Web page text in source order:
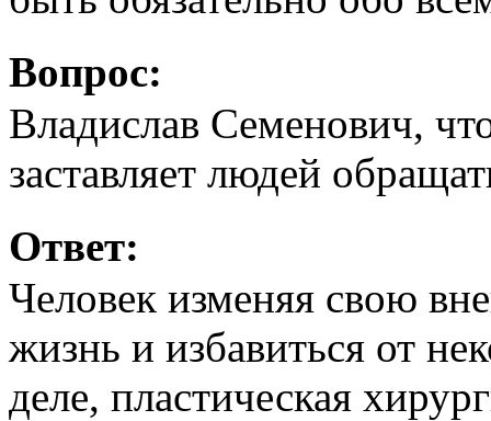
Вопрос:
Владислав Семенович,
заставляет людей
Ответ:
Человек изменяя свою
жизнь и избавиться от
деле, пластическая